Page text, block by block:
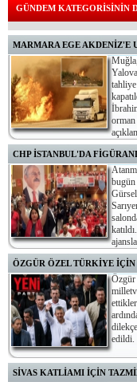
GÜNDEM KATEGORİSİNİN
MARMARA EGE AKDENİZ'E
orman
CHP İSTANBUL'DA
lira karşılığında taşındığı ortaya
ÖZGÜR ÖZEL TÜRKİYE
edildi.
SİVAS KATLİAMI İÇİN